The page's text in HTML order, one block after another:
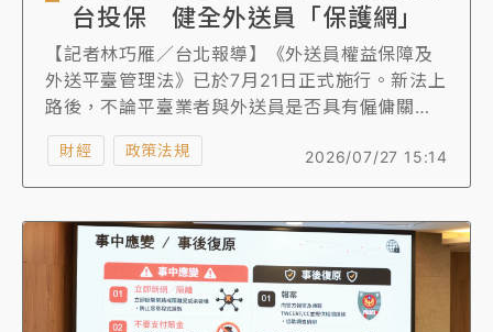
台投保 健全外送員「保護網」
【記者林巧雁／台北報導】《外送員權益保障及
外送平臺管理法》已於7月21日正式施行。新法上
路後，不論平臺業者與外送員是否具有僱傭關
係，只要雙方已成立外送服務契約，平臺業者須
依勞動部公告的範圍及標準，為外送員投保團體
傷害保險及責任保險，才能安排外送員外送服
2026/07/27 15:14
財經 政策法規